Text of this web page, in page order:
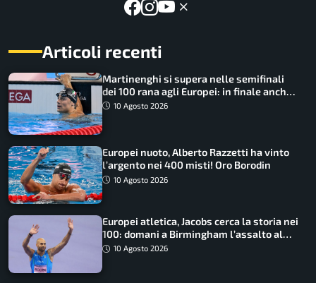
Articoli recenti
Martinenghi si supera nelle semifinali
dei 100 rana agli Europei: in finale anche
Cerasuolo
10 Agosto 2026
Europei nuoto, Alberto Razzetti ha vinto
l’argento nei 400 misti! Oro Borodin
10 Agosto 2026
Europei atletica, Jacobs cerca la storia nei
100: domani a Birmingham l’assalto al
terzo oro consecutivo
10 Agosto 2026